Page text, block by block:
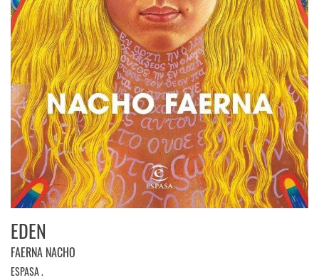
EDEN
FAERNA NACHO
ESPASA .